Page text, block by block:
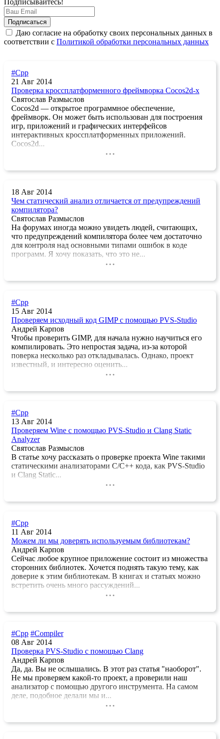
Подписывайтесь!
Даю согласие на обработку своих персональных данных в
соответствии с Политикой обработки персональных данных
#Cpp
21 Авг 2014
Проверка кроссплатформенного фреймворка Cocos2d-x
Святослав Размыслов
Cocos2d — открытое программное обеспечение,
фреймворк. Он может быть использован для построения
игр, приложений и графических интерфейсов
интерактивных кроссплатформенных приложений.
Cocos2d...
...
18 Авг 2014
Чем статический анализ отличается от предупреждений
компилятора?
Святослав Размыслов
На форумах иногда можно увидеть людей, считающих,
что предупреждений компилятора более чем достаточно
для контроля над основными типами ошибок в коде
программ. Я хочу показать, что это не...
...
#Cpp
15 Авг 2014
Проверяем исходный код GIMP с помощью PVS-Studio
Андрей Карпов
Чтобы проверить GIMP, для начала нужно научиться его
компилировать. Это непростая задача, из-за которой
поверка несколько раз откладывалась. Однако, проект
известный, и интересно оценить...
...
#Cpp
13 Авг 2014
Проверяем Wine с помощью PVS-Studio и Clang Static
Analyzer
Святослав Размыслов
В статье хочу рассказать о проверке проекта Wine такими
статическими анализаторами C/C++ кода, как PVS-Studio
и Clang Static...
...
#Cpp
11 Авг 2014
Можем ли мы доверять используемым библиотекам?
Андрей Карпов
Сейчас любое крупное приложение состоит из множества
сторонних библиотек. Хочется поднять такую тему, как
доверие к этим библиотекам. В книгах и статьях можно
встретить очень много рассуждений...
...
#Cpp #Compiler
08 Авг 2014
Проверка PVS-Studio с помощью Clang
Андрей Карпов
Да, да. Вы не ослышались. В этот раз статья "наоборот".
Не мы проверяем какой-то проект, а проверили наш
анализатор с помощью другого инструмента. На самом
деле, подобное делали мы и...
...